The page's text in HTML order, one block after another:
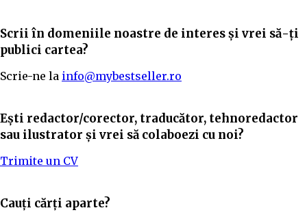
Scrii în domeniile noastre de interes și vrei să-ți
publici cartea?
Scrie-ne la info@mybestseller.ro
Ești redactor/corector, traducător, tehnoredactor
sau ilustrator și vrei să colaboezi cu noi?
Trimite un CV
Cauți cărți aparte?